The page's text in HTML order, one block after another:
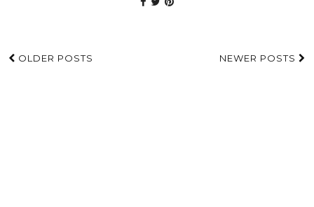
OLDER POSTS NEWER POSTS